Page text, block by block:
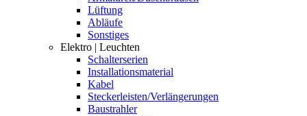
Lüftung
Abläufe
Sonstiges
Elektro | Leuchten
Schalterserien
Installationsmaterial
Kabel
Steckerleisten/Verlängerungen
Baustrahler